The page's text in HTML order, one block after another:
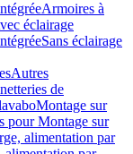
Armoires à
éclairage
Sans éclairage
Autres
de
Montage sur
pour Montage sur
alimentation par